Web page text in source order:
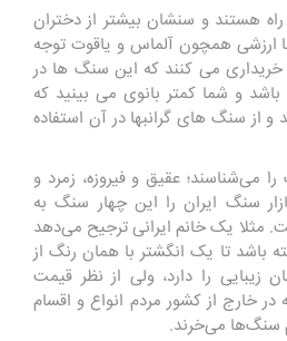
راه هستند و سنشان بیشتر از دختران
همچون آلماس و یاقوت توجه
خریداری می کنند که این سنگ ها در
و شما کمتر بانوی می بینید که
از سنگ های گرانبها در آن استفاده
می‌شناسند؛ عقیق و فیروزه، زمرد و
95 درصد بازار سنگ ایران را این چهار سنگ به
یک خانم ایرانی ترجیح می‌دهد
باشد تا یک انگشتر با همان رنگ از
را دارد، ولی از نظر قیمت
خارج از کشور مردم انواع و اقسام
سنگ‌ها می‌خرند.